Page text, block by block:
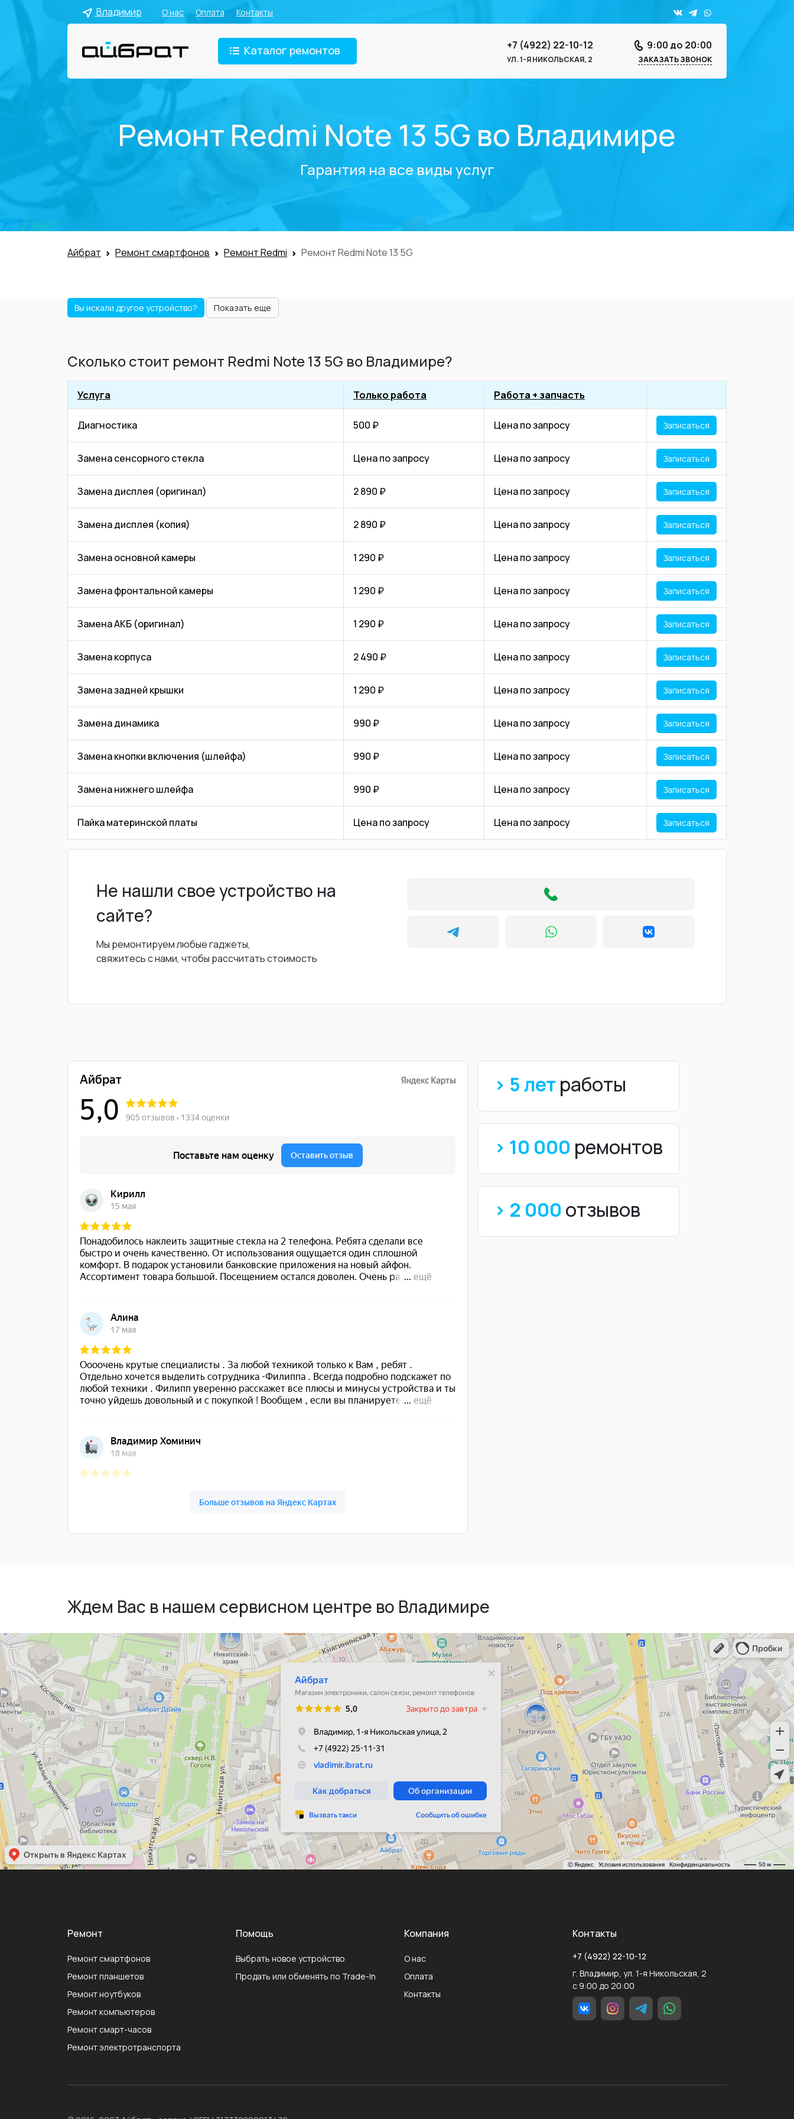
Владимир О нас Оплата Контакты
Каталог ремонтов +7 (4922) 22-10-12
УЛ. 1-Я НИКОЛЬСКАЯ, 2
9:00 до 20:00
ЗАКАЗАТЬ ЗВОНОК
Ремонт Redmi Note 13 5G во Владимире
Гарантия на все виды услуг
Айбрат Ремонт смартфонов Ремонт Redmi Ремонт Redmi Note 13 5G
Вы искали другое устройство? Показать еще
Сколько стоит ремонт Redmi Note 13 5G во Владимире?
Услуга Только работа Работа + запчасть
Диагностика 500 ₽ Цена по запросу Записаться
Замена сенсорного стекла Цена по запросу Цена по запросу Записаться
Замена дисплея (оригинал) 2 890 ₽ Цена по запросу Записаться
Замена дисплея (копия) 2 890 ₽ Цена по запросу Записаться
Замена основной камеры 1 290 ₽ Цена по запросу Записаться
Замена фронтальной камеры 1 290 ₽ Цена по запросу Записаться
Замена АКБ (оригинал) 1 290 ₽ Цена по запросу Записаться
Замена корпуса 2 490 ₽ Цена по запросу Записаться
Замена задней крышки 1 290 ₽ Цена по запросу Записаться
Замена динамика 990 ₽ Цена по запросу Записаться
Замена кнопки включения (шлейфа) 990 ₽ Цена по запросу Записаться
Замена нижнего шлейфа 990 ₽ Цена по запросу Записаться
Пайка материнской платы Цена по запросу Цена по запросу Записаться
Не нашли свое устройство на
сайте?
Мы ремонтируем любые гаджеты,
свяжитесь с нами, чтобы рассчитать стоимость
> 5 лет работы
> 10 000 ремонтов
> 2 000 отзывов
Ждем Вас в нашем сервисном центре во Владимире
Ремонт
Ремонт смартфонов
Ремонт планшетов
Ремонт ноутбуков
Ремонт компьютеров
Ремонт смарт-часов
Ремонт электротранспорта
Помощь
Выбрать новое устройство
Продать или обменять по Trade-In
Компания
О нас
Оплата
Контакты
Контакты
+7 (4922) 22-10-12
г. Владимир, ул. 1-я Никольская, 2
с 9:00 до 20:00